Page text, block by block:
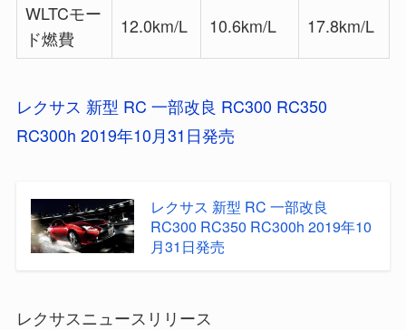
WLTCモー
ド燃費
12.0km/L 10.6km/L 17.8km/L
レクサス 新型 RC 一部改良 RC300 RC350
RC300h 2019年10月31日発売
レクサス 新型 RC 一部改良
RC300 RC350 RC300h 2019年10
月31日発売
レクサスニュースリリース